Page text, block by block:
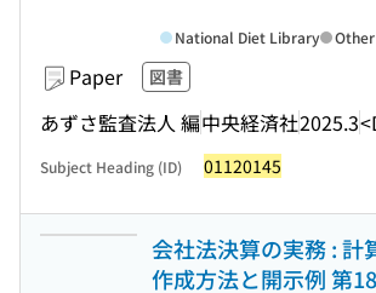
Paper 図書
あずさ監査法人 編中央経済社2025.3
National Diet Library
Subject Heading (ID) 01120145
会社法決算の実務 : 計
作成方法と開示例 第